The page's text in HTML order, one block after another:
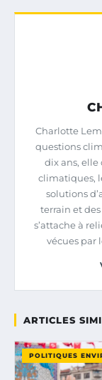
Charlotte
questions
dix ans,
climatiques,
solutions
terrain et
s’attache à
vécues par
ARTICLES
POLITIQUES